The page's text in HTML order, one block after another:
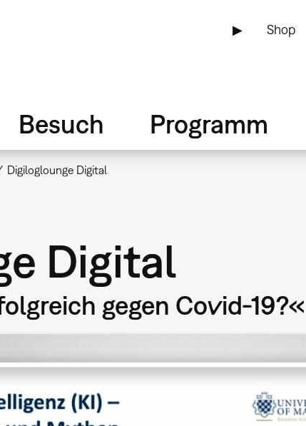
▶ Shop
Besuch Programm
Digiloglounge Digital
Digital
gegen Covid-19?«